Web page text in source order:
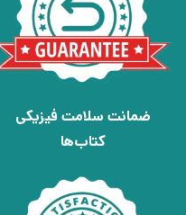
ضمانت سلامت فیزیکی
کتاب‌ها